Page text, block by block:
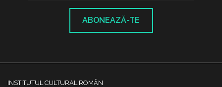
ABONEAZĂ-TE
INSTITUTUL CULTURAL ROMÂN